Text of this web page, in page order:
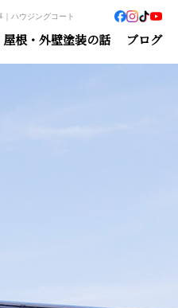
ハウジングコート
屋根・外壁塗装の話 ブログ